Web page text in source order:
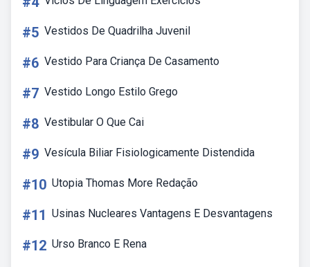
#5 Vestidos De Quadrilha Juvenil
#6 Vestido Para Criança De Casamento
#7 Vestido Longo Estilo Grego
#8 Vestibular O Que Cai
#9 Vesícula Biliar Fisiologicamente Distendida
#10 Utopia Thomas More Redação
#11 Usinas Nucleares Vantagens E Desvantagens
#12 Urso Branco E Rena